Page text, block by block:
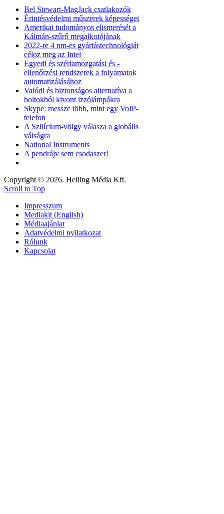
Bel Stewart-MagJack csatlakozók
Érintésvédelmi műszerek képességei
Amerikai tudományos elismerését a
Kálmán-szűrő megalkotójának
2022-re 4 nm-es gyártástechnológiát
céloz meg az Intel
Egyedi és szériamozgatási és -
ellenőrzési rendszerek a folyamatok
automatizálásához
Valódi és biztonságos alternatíva a
boltokból kivont izzólámpákra
Skype: messze több, mint egy VoIP-
telefon
A Szilícium-völgy válasza a globális
válságra
National Instruments
A pendrájv sem csodaszer!
Copyright © 2026. Heiling Média Kft.
Scroll to Top
Impresszum
Mediakit (English)
Médiaajánlat
Adatvédelmi nyilatkozat
Rólunk
Kapcsolat